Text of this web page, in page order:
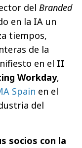
del Branded
en la IA un
tiempos,
de la
en el II
Workday,
Spain en el
del
socios con la